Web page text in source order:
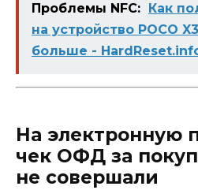
Проблемы NFC:
Как
на устройство POCO
больше -
На электронную
чек ОФД за
не совершали